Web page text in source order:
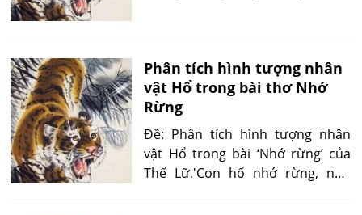
quân Việt ngữ bằng những mệnh
lệnh không thể cương được ‘.Em
hiểu như thế nào về ỷ kiến đó?
Qua bài thơ hãy chứng minh.
Phân tích hình tượng nhân
vật Hổ trong bài thơ Nhớ
Rừng
Đề: Phân tích hình tượng nhân
vật Hổ trong bài ‘Nhớ rừng’ của
Thế Lữ.'Con hổ nhớ rừng, nhớ